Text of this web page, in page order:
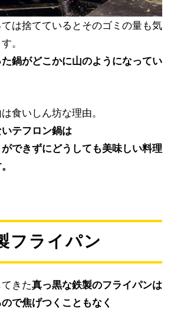
は捨てているとそのゴミの量も気
。
鍋がどこかに山のようになってい
食いしん坊な理由。
テフロン鍋は
できずにどうしても美味しい料理
フライパン
きた真っ黒な鉄製のフライパンは
で焦げつくこともなく